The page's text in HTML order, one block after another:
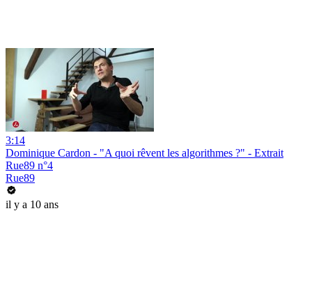
3:14
Dominique Cardon - "A quoi rêvent les algorithmes ?" - Extrait
Rue89 n°4
Rue89
il y a 10 ans